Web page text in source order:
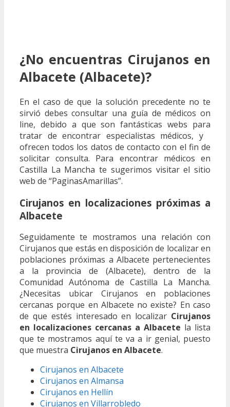
¿No encuentras Cirujanos en
Albacete (Albacete)?
En el caso de que la solución precedente no te
sirvió debes consultar una guía de médicos on
line, debido a que son fantásticas webs para
tratar de encontrar especialistas médicos, y
ofrecen todos los datos de contacto con el fin de
solicitar consulta. Para encontrar médicos en
Castilla La Mancha te sugerimos visitar el sitio
web de “PaginasAmarillas”.
Cirujanos en localizaciones próximas a
Albacete
Seguidamente te mostramos una relación con
Cirujanos que estás en disposición de localizar en
poblaciones próximas a Albacete pertenecientes
a la provincia de (Albacete), dentro de la
Comunidad Autónoma de Castilla La Mancha.
¿Necesitas ubicar Cirujanos en poblaciones
cercanas porque en Albacete no existe? En caso
de que estés interesado en localizar Cirujanos
en localizaciones cercanas a Albacete la lista
que te mostramos aquí te va a ir genial, puesto
que muestra Cirujanos en Albacete.
Cirujanos en Albacete
Cirujanos en Almansa
Cirujanos en Hellín
Cirujanos en Villarrobledo